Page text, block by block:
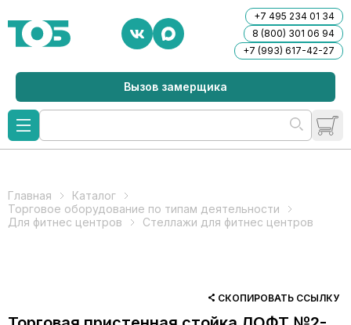
+7 495 234 01 34
8 (800) 301 06 94
+7 (993) 617-42-27
Вызов замерщика
Главная
Каталог
Торговое оборудование по типам деятельности
Для фитнес центров
Стеллажи для фитнес центров
СКОПИРОВАТЬ ССЫЛКУ